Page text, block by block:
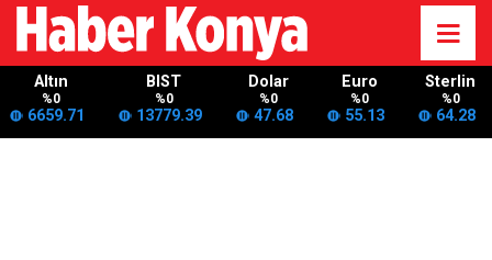
Altın
%0
6659.71
BIST
%0
13779.39
Dolar
%0
47.68
Euro
%0
55.13
Sterlin
%0
64.28